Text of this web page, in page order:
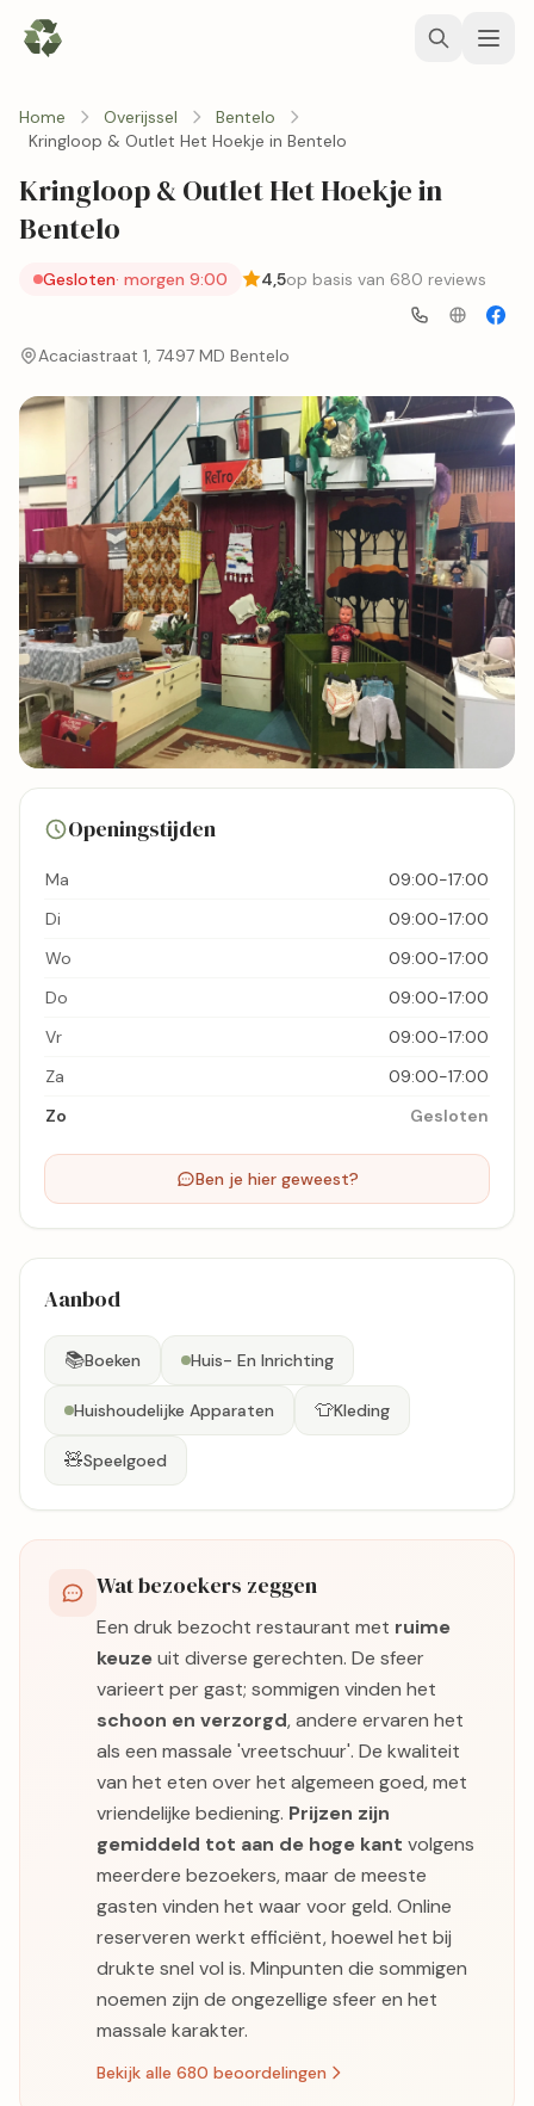
Home Overijssel
Bentelo
Kringloop & Outlet Het Hoekje in Bentelo
Kringloop & Outlet Het Hoekje in
Bentelo
Gesloten· morgen 9:00 4,5op basis van 680 reviews
Acaciastraat 1, 7497 MD Bentelo
Bekijk kaart
Openingstijden
Ma
09:00-17:00
Di
09:00-17:00
Wo
09:00-17:00
Do
09:00-17:00
Vr
09:00-17:00
Za
09:00-17:00
Zo
Gesloten
Ben je hier geweest?
Aanbod
📚Boeken Huis- En Inrichting
Huishoudelijke Apparaten 👕Kleding
🧸Speelgoed
Wat bezoekers zeggen
Een druk bezocht restaurant met ruime
keuzeuit diverse gerechten. De sfeer
varieert per gast; sommigen vinden het
schoon en verzorgd, andere ervaren het
als een massale 'vreetschuur'. De kwaliteit
van het eten over het algemeen goed, met
vriendelijke bediening. Prijzen zijn
gemiddeld tot aan de hoge kant volgens
meerdere bezoekers, maar de meeste
gasten vinden het waar voor geld. Online
reserveren werkt efficiënt, hoewel het bij
drukte snel vol is. Minpunten die sommigen
noemen zijn de ongezellige sfeer en het
massale karakter.
Bekijk alle 680 beoordelingen